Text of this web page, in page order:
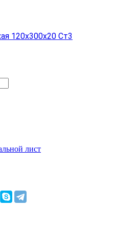
120х300х20 Ст3
лист